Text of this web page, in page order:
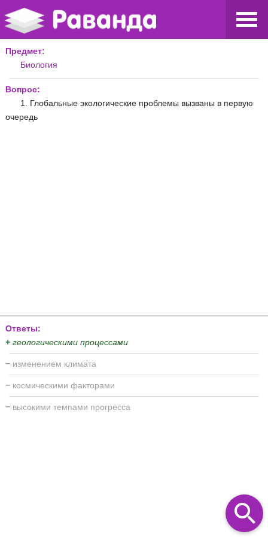
Предмет:
Биология
Вопрос:
1. Глобальные экологические проблемы вызваны в первую
очередь
Ответы:
+ геологическими процессами
− изменением климата
− космическими факторами
− высокими темпами прогресса